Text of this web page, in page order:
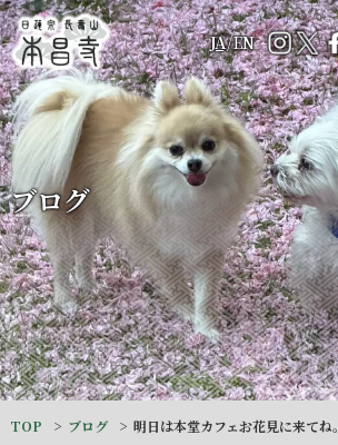
JA/EN
ブログ
TOP ブログ 明日は本堂カフェお花見に来てね。